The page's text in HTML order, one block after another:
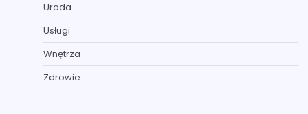
Uroda
Usługi
Wnętrza
Zdrowie